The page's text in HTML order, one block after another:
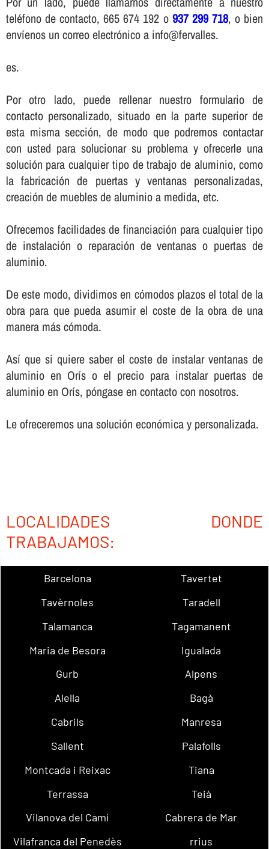
teléfono de contacto, 665 674 192 o 937 299 718, o bien
enví­enos un correo electrónico a info@fervalles.
es.
Por otro lado, puede rellenar nuestro formulario de
contacto personalizado, situado en la parte superior de
esta misma sección, de modo que podremos contactar
con usted para solucionar su problema y ofrecerle una
solución para cualquier tipo de trabajo de aluminio, como
la fabricación de puertas y ventanas personalizadas,
creación de muebles de aluminio a medida, etc.
Ofrecemos facilidades de financiación para cualquier tipo
de instalación o reparación de ventanas o puertas de
aluminio.
De este modo, dividimos en cómodos plazos el total de la
obra para que pueda asumir el coste de la obra de una
manera más cómoda.
Así­ que si quiere saber el coste de instalar ventanas de
aluminio en Orís o el precio para instalar puertas de
aluminio en Orís, póngase en contacto con nosotros.
Le ofreceremos una solución económica y personalizada.
LOCALIDADES DONDE
TRABAJAMOS:
Barcelona
Tavertet
Tavèrnoles
Taradell
Talamanca
Tagamanent
Maria de Besora
Igualada
Gurb
Alpens
Alella
Bagà
Cabrils
Manresa
Sallent
Palafolls
Montcada i Reixac
Tiana
Terrassa
Teià
Vilanova del Camí
Cabrera de Mar
Vilafranca del Penedès
rrius